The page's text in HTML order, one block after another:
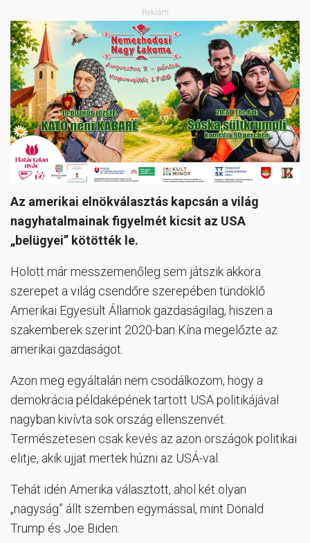
Reklám
Az amerikai elnökválasztás kapcsán a világ
nagyhatalmainak figyelmét kicsit az USA
„belügyei” kötötték le.
Holott már messzemenőleg sem játszik akkora
szerepet a világ csendőre szerepében tündöklő
Amerikai Egyesült Államok gazdaságilag, hiszen a
szakemberek szerint 2020-ban Kína megelőzte az
amerikai gazdaságot.
Azon meg egyáltalán nem csodálkozom, hogy a
demokrácia példaképének tartott USA politikájával
nagyban kivívta sok ország ellenszenvét.
Természetesen csak kevés az azon országok politikai
elitje, akik ujjat mertek húzni az USÁ-val.
Tehát idén Amerika választott, ahol két olyan
„nagyság” állt szemben egymással, mint Donald
Trump és Joe Biden.